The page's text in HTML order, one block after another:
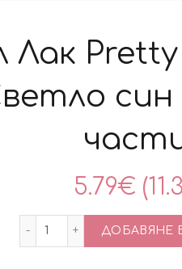
Лак Pretty
син
5.79€
количество за Гел
ДОБАВЯНЕ